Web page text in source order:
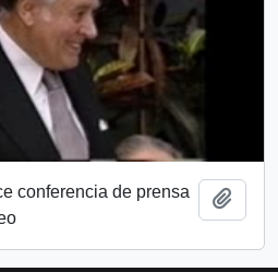
conferencia de prensa